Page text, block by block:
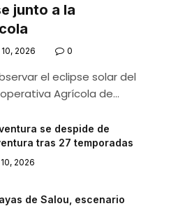
junto a la
2026 0
el eclipse solar del
Agrícola de…
se despide de
tras 27 temporadas
2026
de Salou, escenario